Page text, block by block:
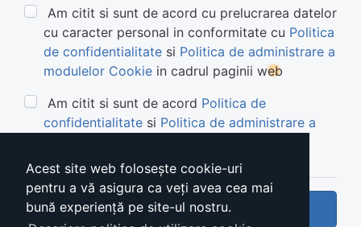
Acest site web folosește cookie-uri
pentru a vă asigura ca veți avea cea mai
bună experiență pe site-ul nostru.
Am citit si sunt de acord cu prelucrarea datelor
cu caracter personal in conformitate cu Politica
de confidentialitate si Politica de administrare a
modulelor Cookie in cadrul paginii web
Am citit si sunt de acord Politica de
confidentialitate si Politica de administrare a
Trimite cerere cont nou